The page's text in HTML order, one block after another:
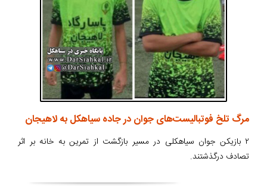
مرگ تلخ فوتبالیست‌های جوان در جاده سیاهکل به لاهیجان
۲ بازیکن جوان سیاهکلی در مسیر بازگشت از تمرین به خانه بر اثر
تصادف درگذشتند.